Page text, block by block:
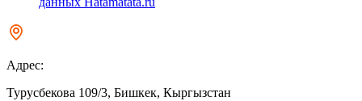
Адрес:
Турусбекова 109/3, Бишкек, Кыргызстан